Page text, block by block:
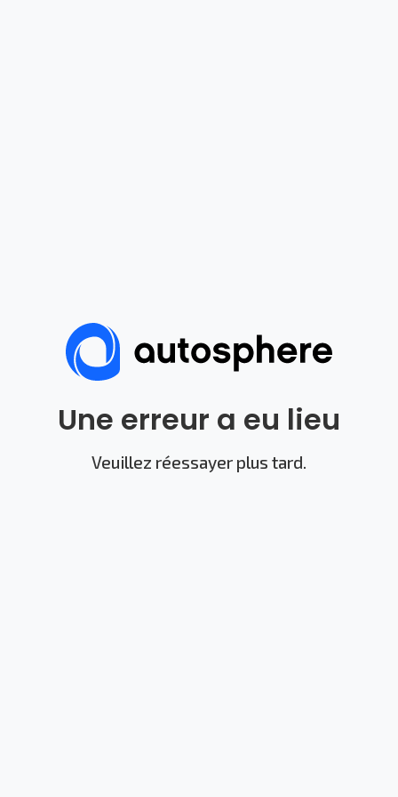
Une erreur a eu lieu
Veuillez réessayer plus tard.